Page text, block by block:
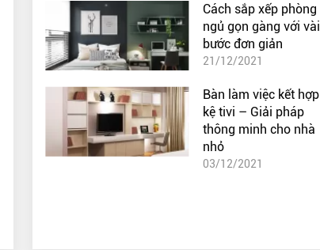
Cách sắp xếp phòng
ngủ gọn gàng với vài
bước đơn giản
21/12/2021
Bàn làm việc kết hợp
kệ tivi – Giải pháp
thông minh cho nhà
nhỏ
03/12/2021